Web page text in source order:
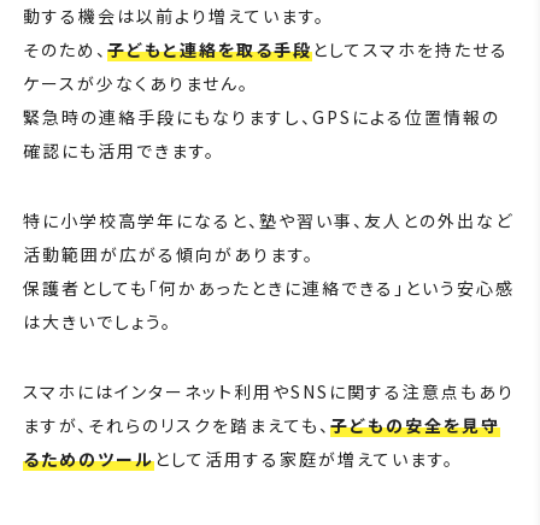
動する機会は以前より増えています。
そのため、 子どもと連絡を取る手段としてスマホを持たせる
ケースが少なくありません。
緊急時の連絡手段にもなりますし、GPSによる位置情報の
確認にも活用できます。
特に小学校高学年になると、塾や習い事、友人との外出など
活動範囲が広がる傾向があります。
保護者としても「何かあったときに連絡できる」という安心感
は大きいでしょう。
スマホにはインターネット利用やSNSに関する注意点もあり
ますが、それらのリスクを踏まえても、 子どもの安全を見守
るためのツールとして活用する家庭が増えています。